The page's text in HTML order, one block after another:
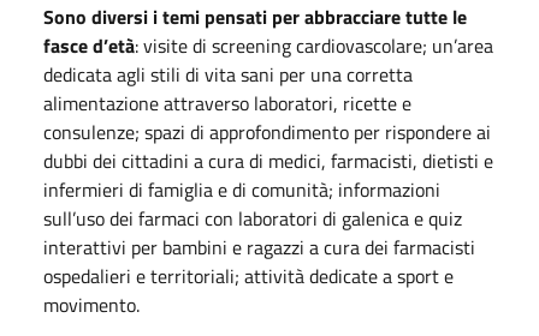
Sono diversi i temi pensati per abbracciare tutte le
fasce d’età: visite di screening cardiovascolare; un’area
dedicata agli stili di vita sani per una corretta
alimentazione attraverso laboratori, ricette e
consulenze; spazi di approfondimento per rispondere ai
dubbi dei cittadini a cura di medici, farmacisti, dietisti e
infermieri di famiglia e di comunità; informazioni
sull’uso dei farmaci con laboratori di galenica e quiz
interattivi per bambini e ragazzi a cura dei farmacisti
ospedalieri e territoriali; attività dedicate a sport e
movimento.